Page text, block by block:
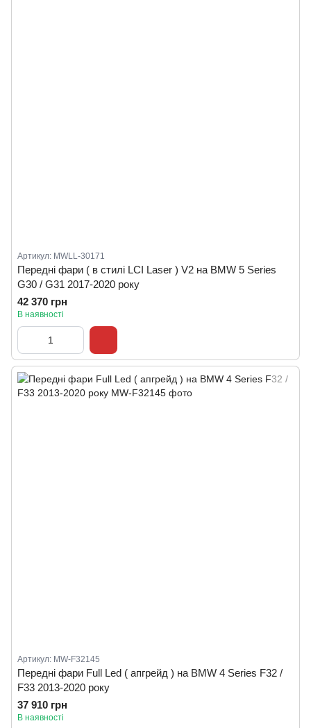
Артикул: MWLL-30171
Передні фари ( в стилі LCI Laser ) V2 на BMW 5 Series
G30 / G31 2017-2020 року
42 370 грн
В наявності
Артикул: MW-F32145
Передні фари Full Led ( апгрейд ) на BMW 4 Series F32 /
F33 2013-2020 року
37 910 грн
В наявності